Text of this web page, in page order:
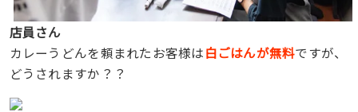
店員さん
カレーうどんを頼まれたお客様は白ごはんが無料ですが、
どうされますか？？